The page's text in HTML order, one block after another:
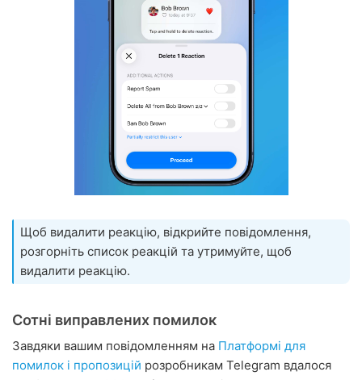
Щоб видалити реакцію, відкрийте повідомлення,
розгорніть список реакцій та утримуйте, щоб
видалити реакцію.
Сотні виправлених помилок
Завдяки вашим повідомленням на Платформі для
помилок і пропозицій розробникам Telegram вдалося